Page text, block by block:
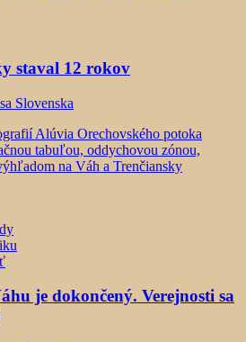
staval 12 rokov
Slovenska
je dokončený. Verejnosti sa